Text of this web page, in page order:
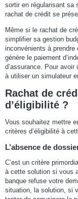
sortir en régularisant sa
rachat de crédit se
Même si le rachat de
simplifier sa gestion
inconvénients à
génère le paiement
d’assurance. Pour
à utiliser un simulateur
Rachat de
d’éligibilité ?
Vous souhaitez mettre
critères d’éligibilité à
L’absence de
C’est un critère
à cette solution si vous
banque refuse votre
situation, la solution, si